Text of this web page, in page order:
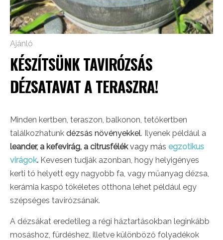
Ajánló
KÉSZÍTSÜNK TAVIRÓZSÁS
DÉZSATAVAT A TERASZRA!
Minden kertben, teraszon, balkonon, tetőkertben
találkozhatunk dézsás növényekkel. Ilyenek például a
leander, a kefevirág, a citrusfélékvagy más egzotikus
virágok. Kevesen tudják azonban, hogy helyigényes
kerti tó helyett egy nagyobb fa, vagy műanyag dézsa,
kerámia kaspó tökéletes otthona lehet például egy
szépséges tavirózsának.
A dézsákat eredetileg a régi háztartásokban leginkább
mosáshoz, fürdéshez, illetve különböző folyadékok